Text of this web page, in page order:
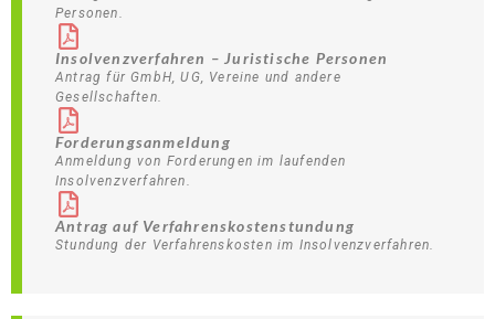
Personen.
Insolvenzverfahren – Juristische Personen
Antrag für GmbH, UG, Vereine und andere
Gesellschaften.
Forderungsanmeldung
Anmeldung von Forderungen im laufenden
Insolvenzverfahren.
Antrag auf Verfahrenskostenstundung
Stundung der Verfahrenskosten im Insolvenzverfahren.